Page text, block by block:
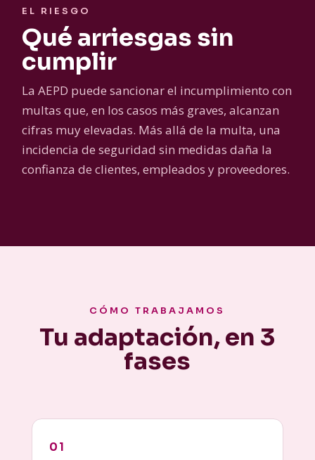
EL RIESGO
Qué arriesgas sin
cumplir
La AEPD puede sancionar el incumplimiento con
multas que, en los casos más graves, alcanzan
cifras muy elevadas. Más allá de la multa, una
incidencia de seguridad sin medidas daña la
confianza de clientes, empleados y proveedores.
CÓMO TRABAJAMOS
Tu adaptación, en 3
fases
01